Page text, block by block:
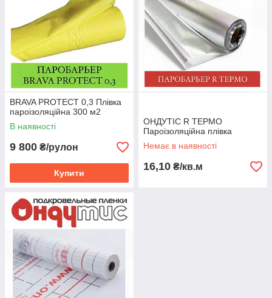
BRAVA PROTECT 0,3 Плівка
пароізоляційна 300 м2
В наявності
9 800 ₴/рулон
Купити
ОНДУТІС R TЕРМО
Пароізоляційна плівка
Немає в наявності
16,10 ₴/кв.м